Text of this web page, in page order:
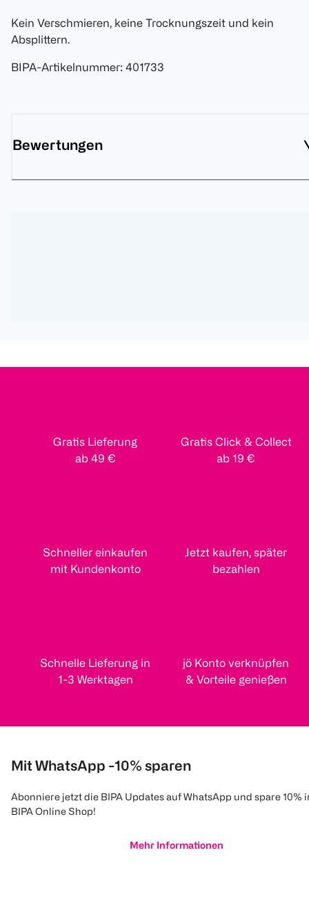
Kein Verschmieren, keine Trocknungszeit und kein
Absplittern.
BIPA-Artikelnummer: 401733
Bewertungen
Gratis Lieferung
ab 49 €
Gratis Click & Collect
ab 19 €
Schneller einkaufen
mit Kundenkonto
Jetzt kaufen, später
bezahlen
Schnelle Lieferung in
1-3 Werktagen
jö Konto verknüpfen
& Vorteile genießen
Mit WhatsApp -10% sparen
Abonniere jetzt die BIPA Updates auf WhatsApp und spare 10%
BIPA Online Shop!
Mehr Informationen